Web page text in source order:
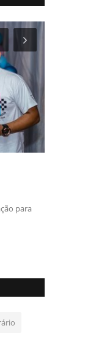
para